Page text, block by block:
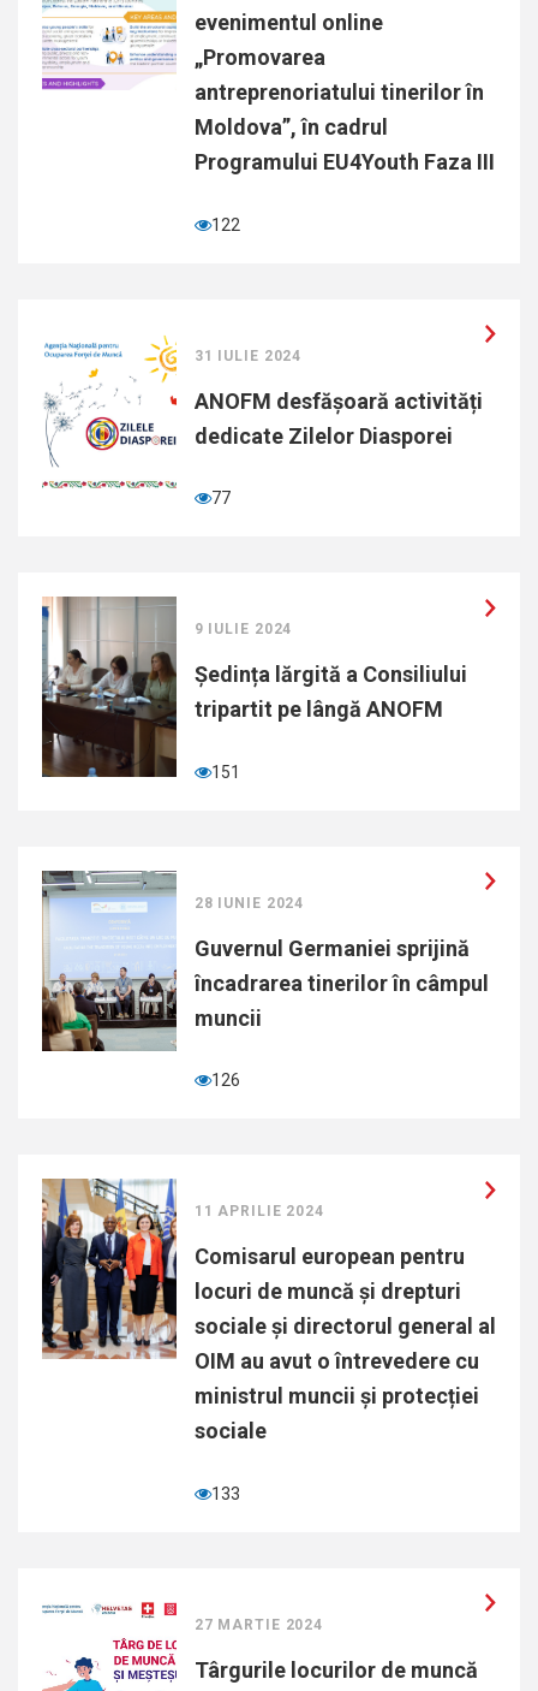
evenimentul online
„Promovarea
antreprenoriatului tinerilor în
Moldova”, în cadrul
Programului EU4Youth Faza III
122
31 IULIE 2024
ANOFM desfășoară activități
dedicate Zilelor Diasporei
77
9 IULIE 2024
Ședința lărgită a Consiliului
tripartit pe lângă ANOFM
151
28 IUNIE 2024
Guvernul Germaniei sprijină
încadrarea tinerilor în câmpul
muncii
126
11 APRILIE 2024
Comisarul european pentru
locuri de muncă și drepturi
sociale și directorul general al
OIM au avut o întrevedere cu
ministrul muncii și protecției
sociale
133
27 MARTIE 2024
Târgurile locurilor de muncă